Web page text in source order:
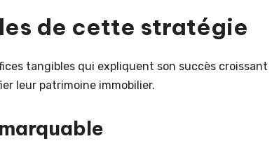
de cette stratégie
tangibles qui expliquent son succès croissant
leur patrimoine immobilier.